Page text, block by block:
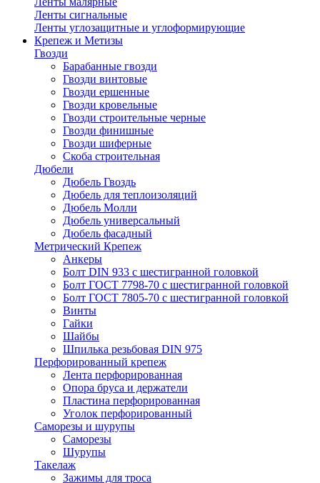
Ленты сигнальные
Ленты углозащитные и углоформирующие
Крепеж и Метизы
Гвозди
Барабанные гвозди
Гвозди винтовые
Гвозди ершенные
Гвозди кровельные
Гвозди строительные черные
Гвозди финишные
Гвозди шиферные
Скоба строительная
Дюбели
Дюбель Гвоздь
Дюбель для теплоизоляций
Дюбель Молли
Дюбель универсальный
Дюбель фасадный
Метрический Крепеж
Анкеры
Болт DIN 933 с шестигранной головкой
Болт ГОСТ 7798-70 с шестигранной головкой
Болт ГОСТ 7805-70 с шестигранной головкой
Винты
Гайки
Шайбы
Шпилька резьбовая DIN 975
Перфорированный крепеж
Лента перфорированная
Опора бруса и держатели
Пластина перфорированная
Уголок перфорированный
Саморезы и шурупы
Саморезы
Шурупы
Такелаж
Зажимы для троса